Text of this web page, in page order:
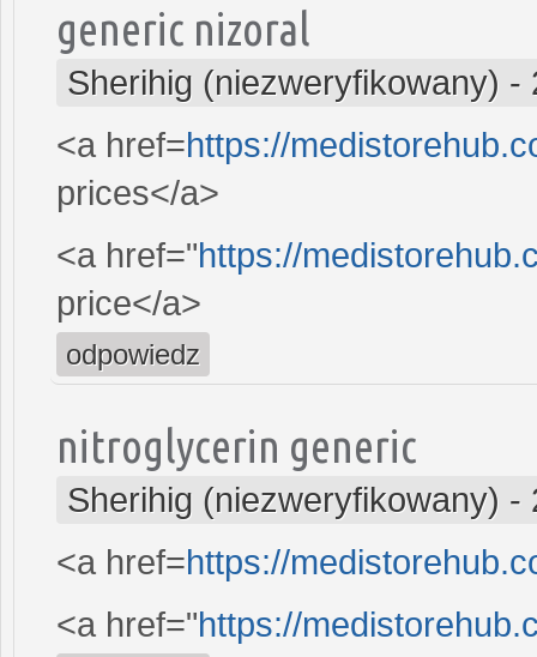
generic nizoral
Sherihig (niezweryfikowany) -
<a href=https://
prices</a>
<a href="https://
price</a>
odpowiedz
nitroglycerin generic
Sherihig (niezweryfikowany) -
<a href=https://
<a href="https://